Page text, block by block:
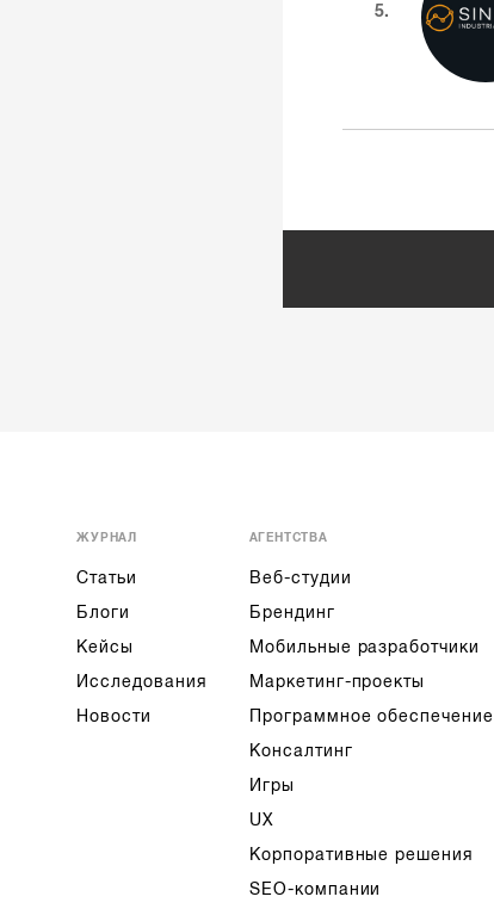
5.
ЖУРНАЛ
Статьи
Блоги
Кейсы
Исследования
Новости
АГЕНТСТВА
Веб-студии
Брендинг
Мобильные разработчики
Маркетинг-проекты
Программное обеспечение
Консалтинг
Игры
UX
Корпоративные решения
SEO-компании